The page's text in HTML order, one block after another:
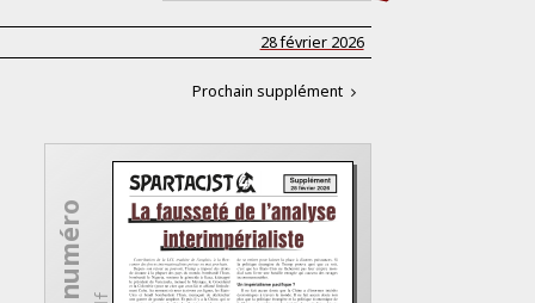
28 février 2026
Prochain supplément